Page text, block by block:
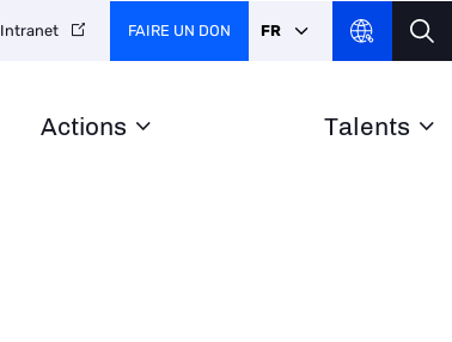
Actions Talents
Intranet FAIRE UN DON FR